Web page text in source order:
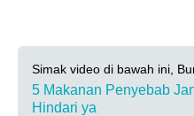
Simak video di bawah ini,
5 Makanan Penyebab
Hindari ya